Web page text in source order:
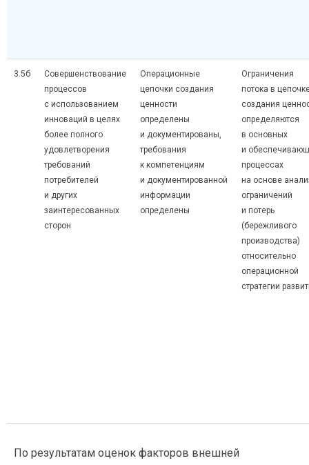
3.5б
Совершенствование
процессов
с использованием
инноваций в целях
более полного
удовлетворения
требований
потребителей
и других
заинтересованных
сторон
Операционные
цепочки создания
ценности
определены
и документированы,
требования
к компетенциям
и документированной
информации
определены
Ограничения
потока в
создания
определяются
в основных
и
процессах
на основе
ограничений
и потерь
(бережливого
производства)
относительно
операционной
стратегии
По результатам оценок факторов внешней